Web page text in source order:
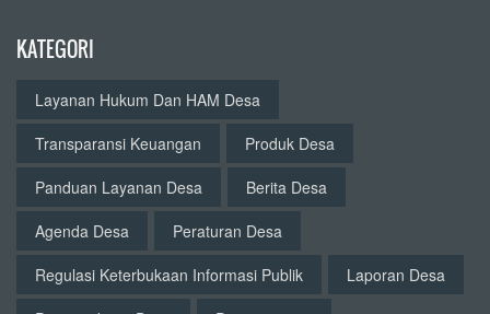
KATEGORI
Layanan Hukum Dan HAM Desa
Transparansi Keuangan
Produk Desa
Panduan Layanan Desa
Berita Desa
Agenda Desa
Peraturan Desa
Regulasi Keterbukaan Informasi Publik
Laporan Desa